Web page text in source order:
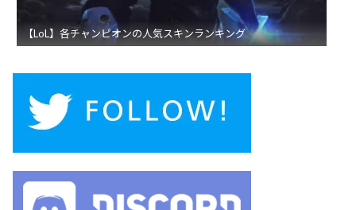
【LoL】各チャンピオンの人気スキンランキング